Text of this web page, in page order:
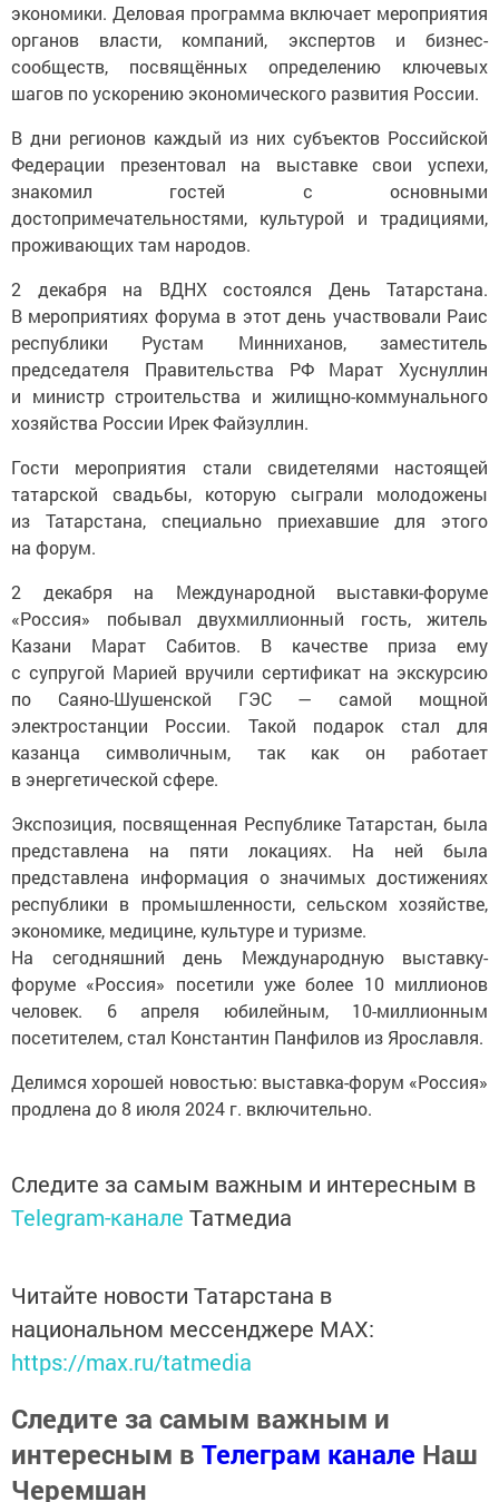
экономики. Деловая программа включает мероприятия
органов власти, компаний, экспертов и бизнес-
сообществ, посвящённых определению ключевых
шагов по ускорению экономического развития России.
В дни регионов каждый из них субъектов Российской
Федерации презентовал на выставке свои успехи,
знакомил гостей с основными
достопримечательностями, культурой и традициями,
проживающих там народов.
2 декабря на ВДНХ состоялся День Татарстана.
В мероприятиях форума в этот день участвовали Раис
республики Рустам Минниханов, заместитель
председателя Правительства РФ Марат Хуснуллин
и министр строительства и жилищно-коммунального
хозяйства России Ирек Файзуллин.
Гости мероприятия стали свидетелями настоящей
татарской свадьбы, которую сыграли молодожены
из Татарстана, специально приехавшие для этого
на форум.
2 декабря на Международной выставки-форуме
«Россия» побывал двухмиллионный гость, житель
Казани Марат Сабитов. В качестве приза ему
с супругой Марией вручили сертификат на экскурсию
по Саяно-Шушенской ГЭС — самой мощной
электростанции России. Такой подарок стал для
казанца символичным, так как он работает
в энергетической сфере.
Экспозиция, посвященная Республике Татарстан, была
представлена на пяти локациях. На ней была
представлена информация о значимых достижениях
республики в промышленности, сельском хозяйстве,
экономике, медицине, культуре и туризме.
На сегодняшний день Международную выставку-
форуме «Россия» посетили уже более 10 миллионов
человек. 6 апреля юбилейным, 10-миллионным
посетителем, стал Константин Панфилов из Ярославля.
Делимся хорошей новостью: выставка-форум «Россия»
продлена до 8 июля 2024 г. включительно.
Следите за самым важным и интересным в
Telegram-канале Татмедиа
Читайте новости Татарстана в
национальном мессенджере MАХ:
https://max.ru/tatmedia
Следите за самым важным и
интересным в Телеграм канале Наш
Черемшан